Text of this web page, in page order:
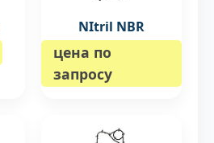
NItril NBR
цена по
запросу